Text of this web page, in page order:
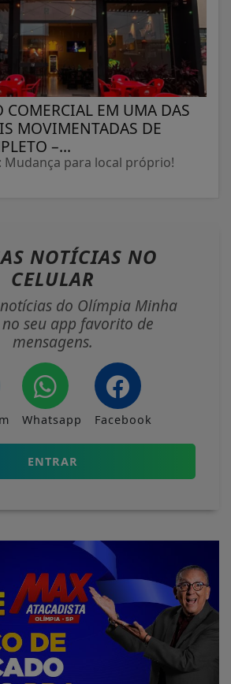
COMERCIAL EM UMA DAS
MOVIMENTADAS DE
–...
Mudança para local próprio!
NOTÍCIAS NO
CELULAR
do Olímpia Minha
seu app favorito de
mensagens.
Whatsapp Facebook
ENTRAR